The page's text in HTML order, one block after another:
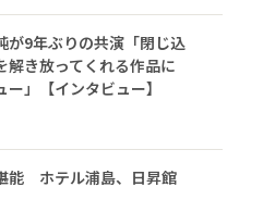
が9年ぶりの共演「閉じ込
解き放ってくれる作品に
」【インタビュー】
能 ホテル浦島、日昇館